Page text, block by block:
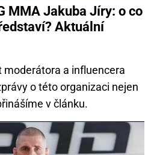
MMA Jakuba Jíry: o co
Aktuální
moderátora a influencera
o této organizaci nejen
v článku.